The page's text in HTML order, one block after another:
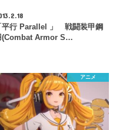
平行 Parallel 」 戦闘装甲鋼
(Combat Armor S…
アニメ